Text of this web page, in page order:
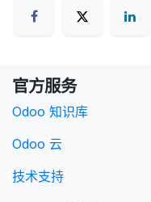
官方服务
Odoo 知识库
Odoo 云
技术支持